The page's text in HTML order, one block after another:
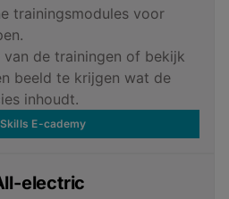
trainingsmodules voor
de trainingen of bekijk
beeld te krijgen wat de
inhoudt.
E-cademy
electric